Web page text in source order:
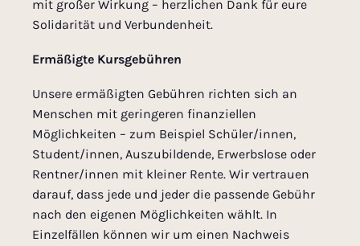
mit großer Wirkung – herzlichen Dank für eure
Solidarität und Verbundenheit.
Ermäßigte Kursgebühren
Unsere ermäßigten Gebühren richten sich an
Menschen mit geringeren finanziellen
Möglichkeiten – zum Beispiel Schüler/innen,
Student/innen, Auszubildende, Erwerbslose oder
Rentner/innen mit kleiner Rente. Wir vertrauen
darauf, dass jede und jeder die passende Gebühr
nach den eigenen Möglichkeiten wählt. In
Einzelfällen können wir um einen Nachweis